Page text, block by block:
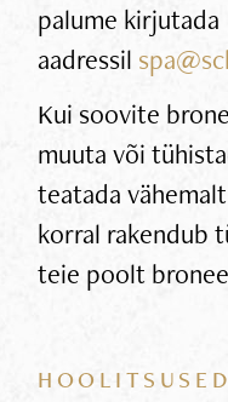
palume kirjutada
aadressil
Kui soovite
muuta või
teatada
korral rakendub
teie poolt
HOOLITSUSED